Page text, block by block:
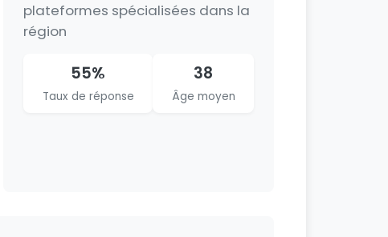
plateformes spécialisées dans la
région
55%
Taux de réponse
38
Âge moyen